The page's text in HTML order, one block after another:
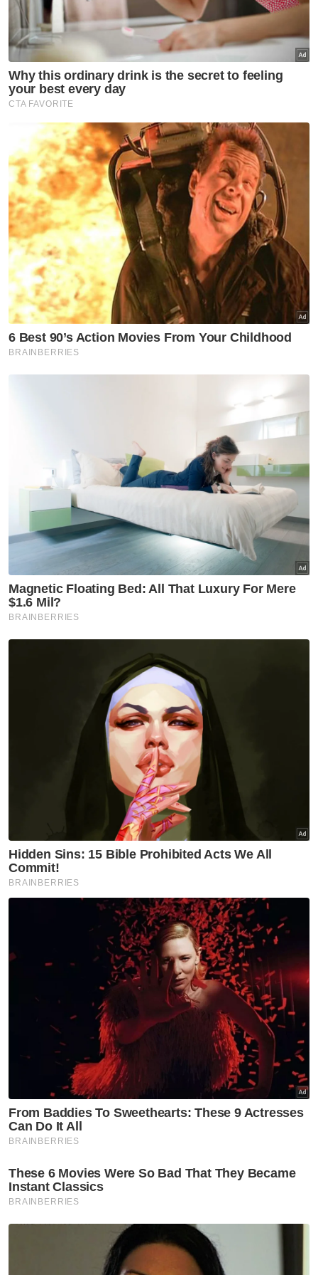
Marina menafikan dakwaan beliau akan melompat parti susulan
dirinya dilihat kurang lantang mengkritik kerajaan negeri. Foto FB
Marina Binti Ibrahim
Beliau yang pernah mengajar kanak-kanak
Rohingya sewaktu menjadi Ahli Majlis
sebelum ini memberitahu isu berkenaan
pernah dibawa ke dalam sidang Dewan
Undangan Negeri (DUN).
"Saya pun pernah berkali bawa isu Rohingya
ke sidang Dewan Undangan Negeri (DUN),
ke dalam mesyuarat Jawatankuasa Tindakan
Pembangunan Daerah (JTPD).
Berita Telus & Tulus menerusi E-Mel setiap
"Penyelaras DUN Puteri Wangsa dulu pun
persoalan," katanya.
Dalam masa sama, beliau berharap kerajaan
dapat mengadakan perbincangan yang lebih
telus dengan Pesuruhjaya Tinggi Pertubuhan
Bangsa-Bangsa Bersatu bagi Pelarian
(UNHCR) berhubung pengurusan pelarian
Rohingya yang telah lama berada di negara
ini.
Tegasnya, kerajaan Malaysia juga tidak
menerima sebarang peruntukan bagi
membantu pelarian Rohingya.
bulanan kepada pelarian, tidak benar. Ada
yang dapat elaun sementara sebulan dua
"UNHCR sepatutnya didesak kerajaan
menjawab bagaimana pengurusan pelarian